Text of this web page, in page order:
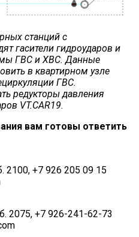
станций с
гасители гидроударов и
ГВС и ХВС. Данные
в квартирном узле
ГВС.
редукторы давления
VT.CAR19.
вам готовы ответить
2100, +7 926 205 09 15
2075, +7 926-241-62-73